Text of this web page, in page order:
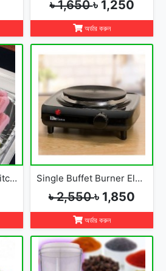
৳ 1,650৳ 1,250
অর্ডার করুন
Silicone Household Kitchen Washing Glove(2pcs) Single Buffet Burner Electric Hot Plate
৳ 2,550৳ 1,850
অর্ডার করুন